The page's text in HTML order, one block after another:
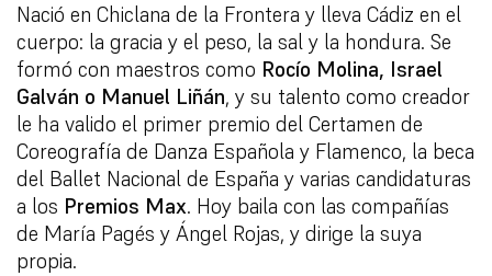
Nació en Chiclana de la Frontera y lleva Cádiz en el
cuerpo: la gracia y el peso, la sal y la hondura. Se
formó con maestros como Rocío Molina, Israel
Galván o Manuel Liñán, y su talento como creador
le ha valido el primer premio del Certamen de
Coreografía de Danza Española y Flamenco, la beca
del Ballet Nacional de España y varias candidaturas
a los Premios Max. Hoy baila con las compañías
de María Pagés y Ángel Rojas, y dirige la suya
propia.